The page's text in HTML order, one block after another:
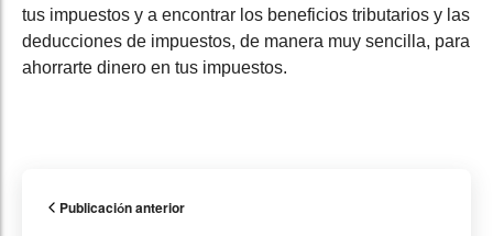
tus impuestos y a encontrar los beneficios tributarios y las
deducciones de impuestos, de manera muy sencilla, para
ahorrarte dinero en tus impuestos.
Publicación anterior